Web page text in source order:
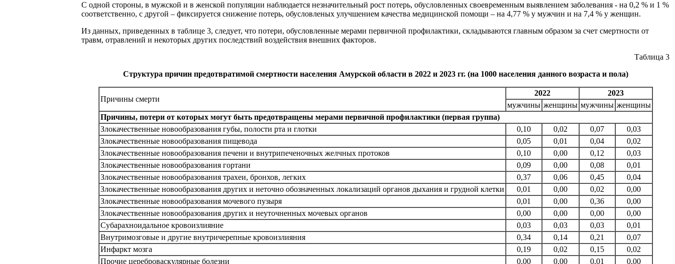
С одной стороны, в мужской и в женской популяции наблюдается незначительный рост потерь, обусловленных своевременным выявлением заболевания - на 0,2 % и 1 %
соответственно, с другой – фиксируется снижение потерь, обусловленых улучшением качества медицинской помощи – на 4,77 % у мужчин и на 7,4 % у женщин.
Из данных, приведенных в таблице 3, следует, что потери, обусловленные мерами первичной профилактики, складываются главным образом за счет смертности от
травм, отравлений и некоторых других последствий воздействия внешних факторов.
Таблица 3
Структура причин предотвратимой смертности населения Амурской области в 2022 и 2023 гг. (на 1000 населения данного возраста и пола)
Причины смерти
2022
2023
мужчины женщины мужчины женщины
Причины, потери от которых могут быть предотвращены мерами первичной профилактики (первая группа)
Злокачественные новообразования губы, полости рта и глотки
0,10 0,02 0,07
0,03
Злокачественные новообразования пищевода
0,05 0,01 0,04
0,02
Злокачественные новообразования печени и внутрипеченочных желчных протоков
0,10 0,00 0,12
0,03
Злокачественные новообразования гортани
0,09 0,00 0,08
0,01
Злокачественные новообразования трахеи, бронхов, легких
0,37 0,06 0,45
0,04
Злокачественные новообразования других и неточно обозначенных локализаций органов дыхания и грудной клетки
0,01 0,00 0,02
0,00
Злокачественные новообразования мочевого пузыря
0,01 0,00 0,36
0,00
Злокачественные новообразования других и неуточненных мочевых органов
0,00 0,00 0,00
0,00
Субарахноидальное кровоизлияние
0,03 0,03 0,03
0,01
Внутримозговые и другие внутричерепные кровоизлияния
0,34 0,14 0,21
0,07
Инфаркт мозга
0,19 0,02 0,15
0,02
Прочие цереброваскулярные болезни
0,00 0,00 0,01 0,00